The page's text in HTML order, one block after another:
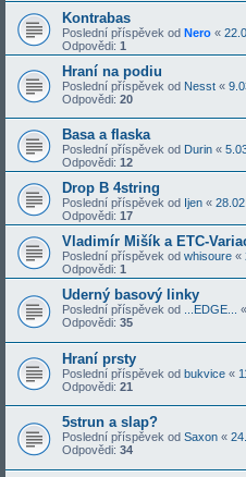
Kontrabas
Poslední příspěvek od Nero «
Odpovědi: 1
Hraní na podiu
Poslední příspěvek od Nesst «
Odpovědi: 20
Basa a flaska
Poslední příspěvek od Durin «
Odpovědi: 12
Drop B 4string
Poslední příspěvek od Ijen «
Odpovědi: 17
Vladimír Mišík a ETC-
Poslední příspěvek od whisoure «
Odpovědi: 1
Uderný basový linky
Poslední příspěvek od ...EDGE... «
Odpovědi: 35
Hraní prsty
Poslední příspěvek od bukvice «
Odpovědi: 21
5strun a slap?
Poslední příspěvek od Saxon «
Odpovědi: 34